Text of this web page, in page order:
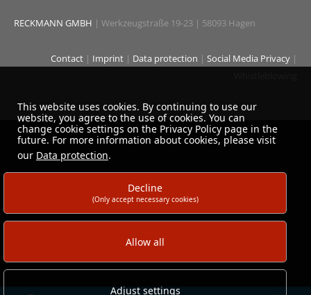
RECKMANN GMBH | Werkzeugstraße 19-23 | 58093 Hagen
Contact | Imprint | Data protection | Social Media Privacy |
This website uses cookies. By continuing to use our
website, you agree to the use of cookies. You can
change cookie settings on the Privacy Policy page in the
future. For more information about cookies, please visit
our Data protection.
Decline
(Only accept necessary cookies)
Allow all
Adjust settings